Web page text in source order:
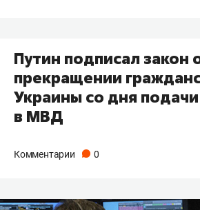
Путин подписал закон
прекращении
Украины со дня
в МВД
Комментарии 0